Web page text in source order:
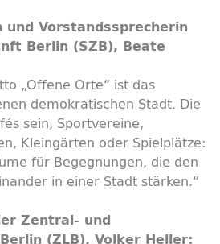
Vorstandssprecherin
Berlin (SZB), Beate
„Offene Orte“ ist das
demokratischen Stadt. Die
sein, Sportvereine,
Kleingärten oder Spielplätze:
für Begegnungen, die den
in einer Stadt stärken.“
Zentral- und
(ZLB), Volker Heller: